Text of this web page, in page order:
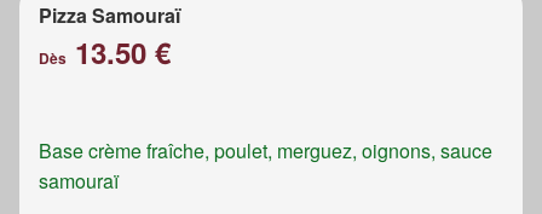
Pizza Samouraï
Dès 13.50 €
Base crème fraîche, poulet, merguez, oignons, sauce
samouraï